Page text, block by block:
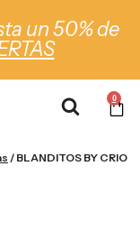
un 50% de
0
/ BLANDITOS BY CRIO